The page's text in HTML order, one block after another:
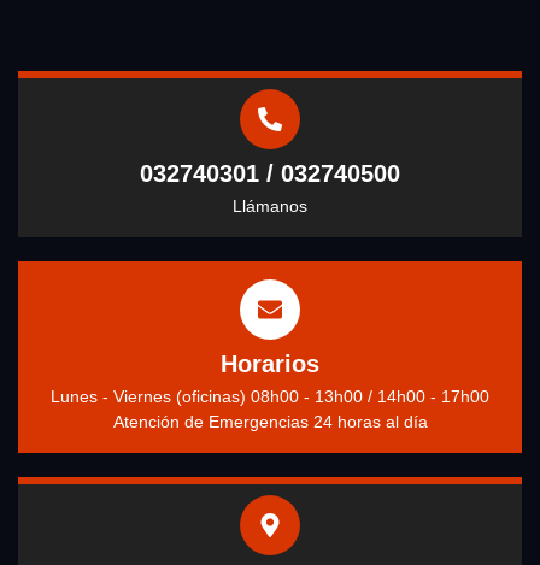
032740301 / 032740500
Llámanos
Horarios
Lunes - Viernes (oficinas) 08h00 - 13h00 / 14h00 - 17h00
Atención de Emergencias 24 horas al día